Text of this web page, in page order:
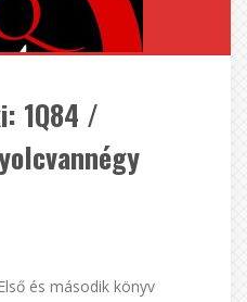
1Q84 /
és második könyv